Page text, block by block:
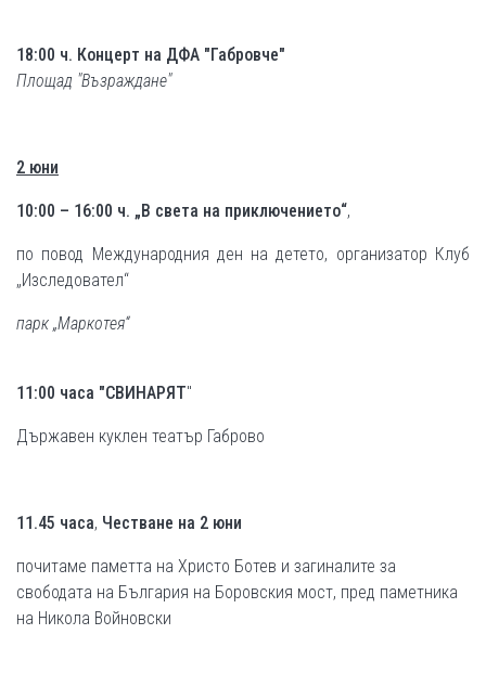
18:00 ч. Концерт на ДФА "Габровче"
Площад "Възраждане"
2 юни
10:00 – 16:00 ч. „В света на приключението“,
по повод Международния ден на детето, организатор Клуб
„Изследовател“
парк „Маркотея“
11:00 часа "СВИНАРЯТ"
Държавен куклен театър Габрово
11.45 часа, Честване на 2 юни
почитаме паметта на Христо Ботев и загиналите за
свободата на България на Боровския мост, пред паметника
на Никола Войновски